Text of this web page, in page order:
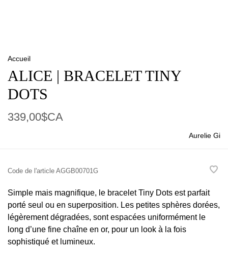
Accueil
ALICE | BRACELET TINY
DOTS
339,00$CA
Aurelie Gi
Code de l'article AGGB00701G
Simple mais magnifique, le bracelet Tiny Dots est parfait
porté seul ou en superposition. Les petites sphères dorées,
légèrement dégradées, sont espacées uniformément le
long d’une fine chaîne en or, pour un look à la fois
sophistiqué et lumineux.